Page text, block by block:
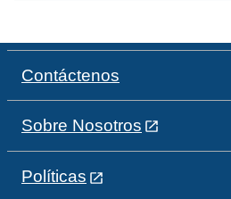
Contáctenos
Sobre Nosotros
Políticas